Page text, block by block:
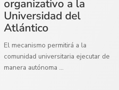
organizativo a la
Universidad del
Atlántico
El mecanismo permitirá a la
comunidad universitaria ejecutar de
manera autónoma ...